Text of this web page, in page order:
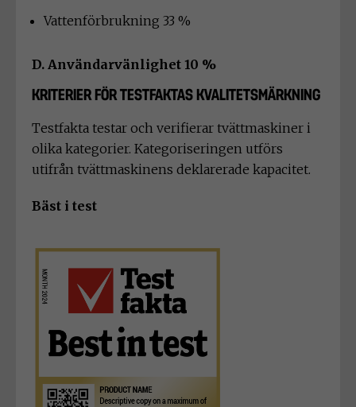
Vattenförbrukning 33 %
D. Användarvänlighet 10 %
KRITERIER FÖR TESTFAKTAS KVALITETSMÄRKNING
Testfakta testar och verifierar tvättmaskiner i
olika kategorier. Kategoriseringen utförs
utifrån tvättmaskinens deklarerade kapacitet.
Bäst i test